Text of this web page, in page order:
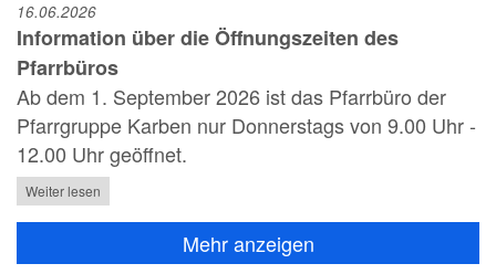
16.06.2026
Information über die Öffnungszeiten des
Pfarrbüros
Ab dem 1. September 2026 ist das Pfarrbüro der
Pfarrgruppe Karben nur Donnerstags von 9.00 Uhr -
12.00 Uhr geöffnet.
Weiter lesen
Mehr anzeigen